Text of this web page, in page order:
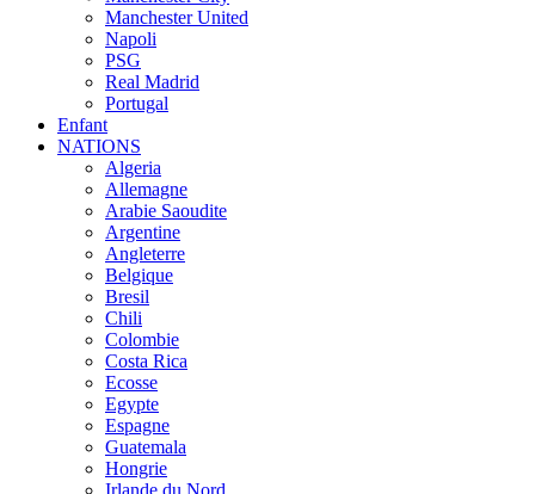
Manchester United
Napoli
PSG
Real Madrid
Portugal
Enfant
NATIONS
Algeria
Allemagne
Arabie Saoudite
Argentine
Angleterre
Belgique
Bresil
Chili
Colombie
Costa Rica
Ecosse
Egypte
Espagne
Guatemala
Hongrie
Irlande du Nord